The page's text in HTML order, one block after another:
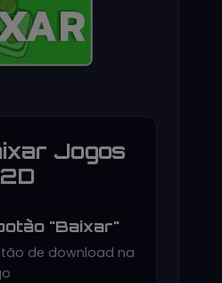
Jogos
"Baixar"
de download na